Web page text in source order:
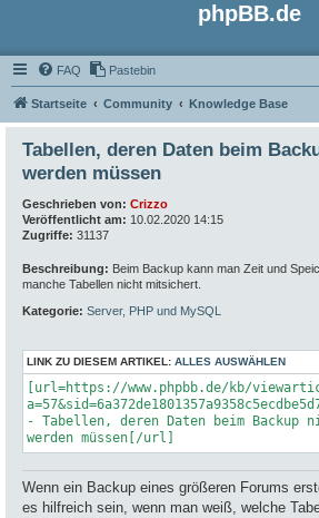
phpBB.de
FAQ Pastebin
Startseite Community Knowledge Base
Tabellen, deren Daten beim
werden müssen
Geschrieben von: Crizzo
Veröffentlicht am: 10.02.2020 14:15
Zugriffe: 31137
Beschreibung: Beim Backup kann man Zeit und
manche Tabellen nicht mitsichert.
Kategorie: Server, PHP und MySQL
LINK ZU DIESEM ARTIKEL: ALLES AUSWÄHLEN
[url=https://www.phpbb.de/kb/
- Tabellen, deren Daten beim Backup
werden müssen[/url]
Wenn ein Backup eines größeren Forums
es hilfreich sein, wenn man weiß, welche